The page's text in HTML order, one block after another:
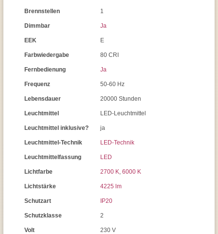
Brennstellen 1
Dimmbar Ja
EEK E
Farbwiedergabe 80 CRI
Fernbedienung Ja
Frequenz 50-60 Hz
Lebensdauer 20000 Stunden
Leuchtmittel LED-Leuchtmittel
Leuchtmittel inklusive? ja
Leuchtmittel-Technik LED-Technik
Leuchtmittelfassung LED
Lichtfarbe 2700 K, 6000 K
Lichtstärke 4225 lm
Schutzart IP20
Schutzklasse 2
Volt 230 V